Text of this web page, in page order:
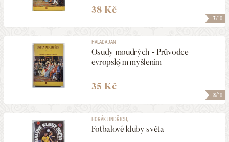
7/10
38 Kč
8/10
HALADA JAN
Osudy moudrých - Průvodce
evropským myšlením
35 Kč
HORÁK JINDŘICH, ...
Fotbalové kluby světa